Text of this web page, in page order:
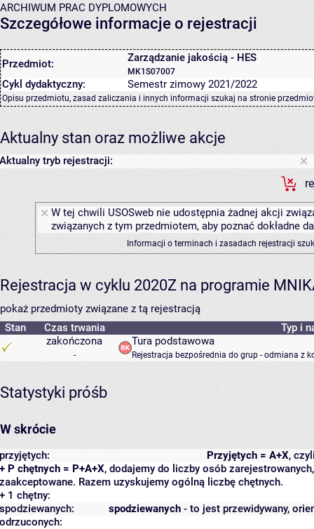
ARCHIWUM PRAC DYPLOMOWYCH
Szczegółowe informacje o rejestracji
Przedmiot: Zarządzanie jakością - HES
MK1S07007
Cykl dydaktyczny: Semestr zimowy 2021/2022
Opisu przedmiotu, zasad zaliczania i innych informacji szukaj na stronie
Aktualny stan oraz możliwe akcje
Aktualny tryb rejestracji:
W tej chwili USOSweb nie udostępnia żadnej akcji
związanych z tym przedmiotem, aby poznać dokładne
Informacji o terminach i zasadach rejestracji
Rejestracja w cyklu 2020Z na programie
pokaż przedmioty związane z tą rejestracją
Stan
Czas trwania
Typ i
zakończona
-
Tura podstawowa
Rejestracja bezpośrednia do grup - odmiana z
Statystyki próśb
W skrócie
Przyjętych = A+X,
przyjętych:
+ P chętnych = P+A+X, dodajemy do liczby osób
zaakceptowane. Razem uzyskujemy ogólną liczbę chętnych.
+ 1 chętny:
spodziewanych - to jest przewidywany,
spodziewanych:
odrzuconych: